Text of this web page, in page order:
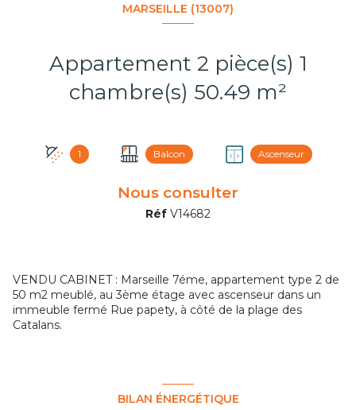
MARSEILLE (13007)
Appartement 2 pièce(s) 1
chambre(s) 50.49 m²
1 Balcon Ascenseur
Nous consulter
Réf V14682
VENDU CABINET : Marseille 7éme, appartement type 2 de
50 m2 meublé, au 3ème étage avec ascenseur dans un
immeuble fermé Rue papety, à côté de la plage des
Catalans.
BILAN ÉNERGÉTIQUE